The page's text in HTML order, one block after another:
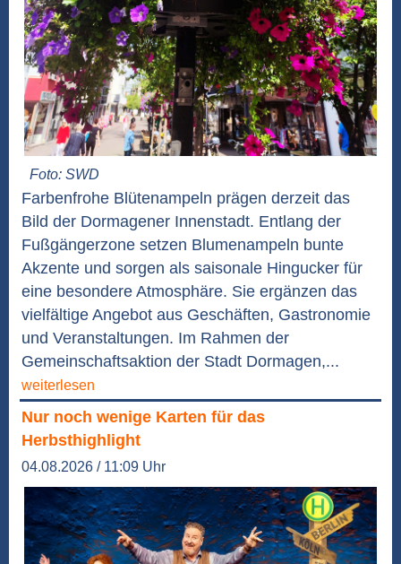
Foto: SWD
Farbenfrohe Blütenampeln prägen derzeit das
Bild der Dormagener Innenstadt. Entlang der
Fußgängerzone setzen Blumenampeln bunte
Akzente und sorgen als saisonale Hingucker für
eine besondere Atmosphäre. Sie ergänzen das
vielfältige Angebot aus Geschäften, Gastronomie
und Veranstaltungen. Im Rahmen der
Gemeinschaftsaktion der Stadt Dormagen,...
weiterlesen
Nur noch wenige Karten für das
Herbsthighlight
04.08.2026 / 11:09 Uhr